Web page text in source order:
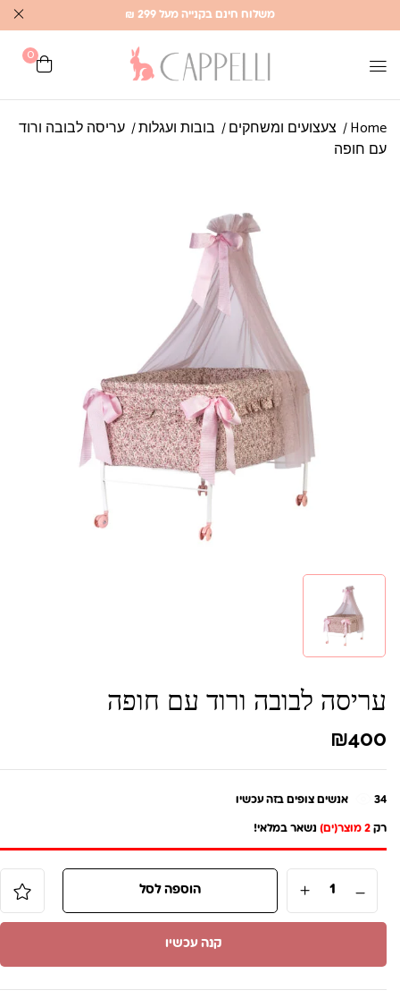
משלוח חינם בקנייה מעל 299 ₪
0
Home צעצועים ומשחקים בובות ועגלות עריסה לבובה ורוד
עם חופה
עריסה לבובה ורוד עם חופה
₪400
34 אנשים צופים בזה עכשיו
רק 2 מוצר(ים) נשאר במלאי!
הוספה לסל
קנה עכשיו